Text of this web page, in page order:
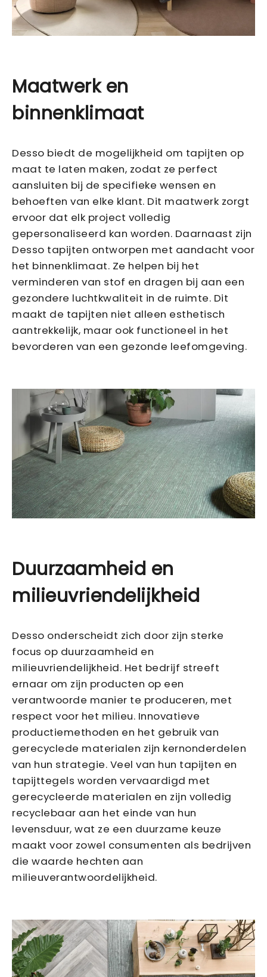
Maatwerk en
binnenklimaat
Desso biedt de mogelijkheid om tapijten op
maat te laten maken, zodat ze perfect
aansluiten bij de specifieke wensen en
behoeften van elke klant. Dit maatwerk zorgt
ervoor dat elk project volledig
gepersonaliseerd kan worden. Daarnaast zijn
Desso tapijten ontworpen met aandacht voor
het binnenklimaat. Ze helpen bij het
verminderen van stof en dragen bij aan een
gezondere luchtkwaliteit in de ruimte. Dit
maakt de tapijten niet alleen esthetisch
aantrekkelijk, maar ook functioneel in het
bevorderen van een gezonde leefomgeving.
Duurzaamheid en
milieuvriendelijkheid
Desso onderscheidt zich door zijn sterke
focus op duurzaamheid en
milieuvriendelijkheid. Het bedrijf streeft
ernaar om zijn producten op een
verantwoorde manier te produceren, met
respect voor het milieu. Innovatieve
productiemethoden en het gebruik van
gerecyclede materialen zijn kernonderdelen
van hun strategie. Veel van hun tapijten en
tapijttegels worden vervaardigd met
gerecycleerde materialen en zijn volledig
recyclebaar aan het einde van hun
levensduur, wat ze een duurzame keuze
maakt voor zowel consumenten als bedrijven
die waarde hechten aan
milieuverantwoordelijkheid.